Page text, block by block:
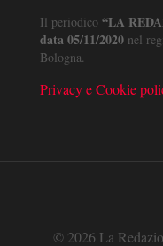
Il periodico “LA
data 05/11/2020 nel
Bologna.
Privacy e Cookie
© 2026 La